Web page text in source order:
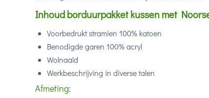
Inhoud borduurpakket kussen met
Voorbedrukt stramien 100% katoen
Benodigde garen 100% acryl
Wolnaald
Werkbeschrijving in diverse talen
Afmeting: